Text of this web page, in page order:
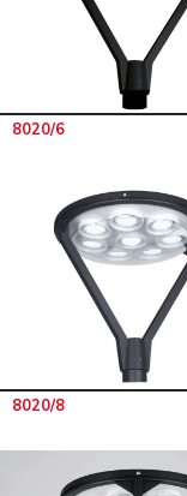
8020/6
8020/8